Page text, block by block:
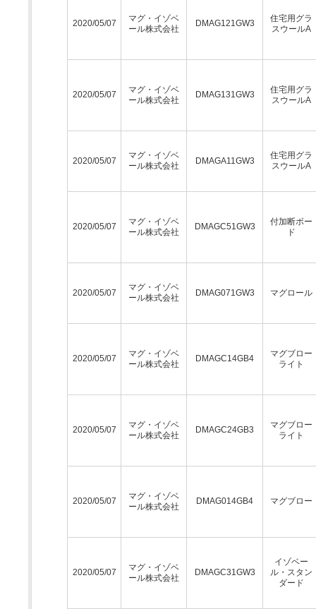
2020/05/07
マグ・イゾベ
ール株式会社
DMAG121GW3
住宅用グラ
スウールA
2020/05/07
マグ・イゾベ
ール株式会社
DMAG131GW3
住宅用グラ
スウールA
2020/05/07
マグ・イゾベ
ール株式会社
DMAGA11GW3
住宅用グラ
スウールA
2020/05/07
マグ・イゾベ
ール株式会社
DMAGC51GW3
付加断ボー
ド
2020/05/07
マグ・イゾベ
ール株式会社
DMAG071GW3 マグロール
2020/05/07
マグ・イゾベ
ール株式会社
DMAGC14GB4
マグブロー
ライト
2020/05/07
マグ・イゾベ
ール株式会社
DMAGC24GB3
マグブロー
ライト
2020/05/07
マグ・イゾベ
ール株式会社
DMAG014GB4 マグブロー
2020/05/07
マグ・イゾベ
ール株式会社
DMAGC31GW3
イゾベー
ル・スタン
ダード